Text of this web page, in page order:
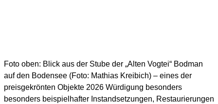
SHB Redaktion
Foto oben: Blick aus der Stube der „Alten Vogtei“ Bodman
auf den Bodensee (Foto: Mathias Kreibich) – eines der
preisgekrönten Objekte 2026 Würdigung besonders
besonders beispielhafter Instandsetzungen, Restaurierungen